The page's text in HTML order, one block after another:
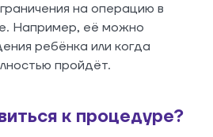
на операцию в
Например, её можно
ребёнка или когда
пройдёт.
к процедуре?